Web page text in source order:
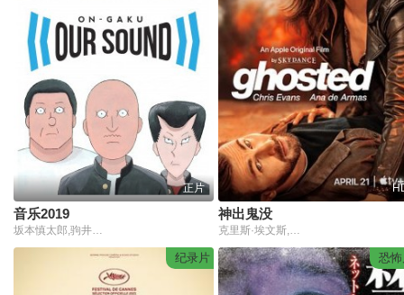
正片
音乐2019
坂本慎太郎,驹井莲,前野朋哉,芹泽兴人,平岩纸
神出鬼没
克里斯·埃文斯,安娜·德·阿玛斯,阿德里安·布罗迪,瑞安·雷诺兹,塞巴斯蒂安·斯坦,安东尼·麦凯,约翰·赵,蒂姆·布雷克·尼尔森,艾米·塞德丽丝,泰特·多诺万,麦克·莫,丽兹·布罗德威,穆斯塔法·沙基尔,伯恩·戈曼,安娜·迪佛·史密斯,蒂娅·希尔卡,马尔万·肯扎里,德克斯特·弗莱彻,玛丽索尔·科雷亚,丹尼尔·厄根,法希姆·法兹利,科拉·林德尔,贝利·M·B,路易斯·桑切斯,罗伯特·廷斯利,罗纳德·乔·瓦斯奎兹
纪录片 恐